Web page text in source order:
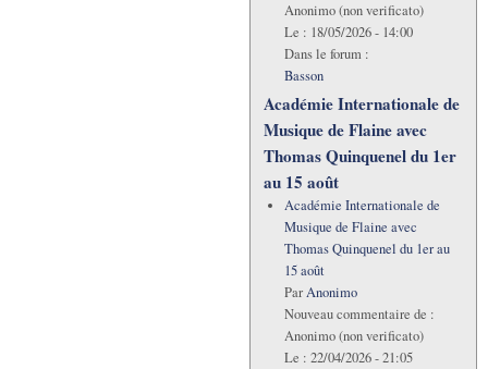
Anonimo (non verificato)
Le : 18/05/2026 - 14:00
Dans le forum :
Basson
Académie Internationale de
Musique de Flaine avec
Thomas Quinquenel du 1er
au 15 août
Académie Internationale de
Musique de Flaine avec
Thomas Quinquenel du 1er au
15 août
ParAnonimo
Nouveau commentaire de :
Anonimo (non verificato)
Le : 22/04/2026 - 21:05